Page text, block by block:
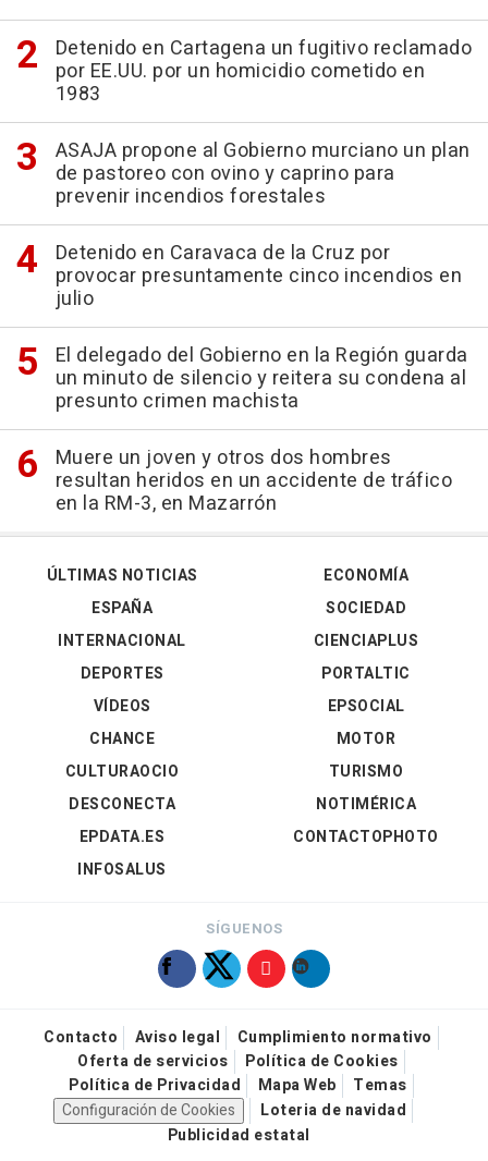
Detenido en Cartagena un fugitivo reclamado
por EE.UU. por un homicidio cometido en
1983
ASAJA propone al Gobierno murciano un plan
de pastoreo con ovino y caprino para
prevenir incendios forestales
Detenido en Caravaca de la Cruz por
provocar presuntamente cinco incendios en
julio
El delegado del Gobierno en la Región guarda
un minuto de silencio y reitera su condena al
presunto crimen machista
Muere un joven y otros dos hombres
resultan heridos en un accidente de tráfico
en la RM-3, en Mazarrón
ÚLTIMAS NOTICIAS
ESPAÑA
INTERNACIONAL
DEPORTES
VÍDEOS
ECONOMÍA
SOCIEDAD
CIENCIAPLUS
PORTALTIC
EPSOCIAL
CHANCE
CULTURAOCIO
DESCONECTA
EPDATA.ES
INFOSALUS
MOTOR
TURISMO
NOTIMÉRICA
CONTACTOPHOTO
SÍGUENOS
Contacto Aviso legal
Cumplimiento normativo
Oferta de servicios
Política de Cookies
Política de Privacidad
Mapa Web
Temas
Configuración de Cookies
Loteria de navidad
Publicidad estatal